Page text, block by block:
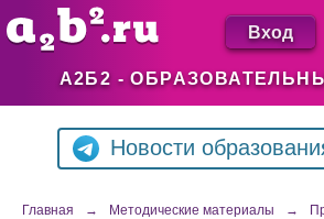
А2Б2 -
Вход
Новости
Главная → Методические материалы →